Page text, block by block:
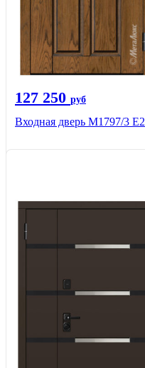
127 250 руб
Входная дверь М1797/3 Е2